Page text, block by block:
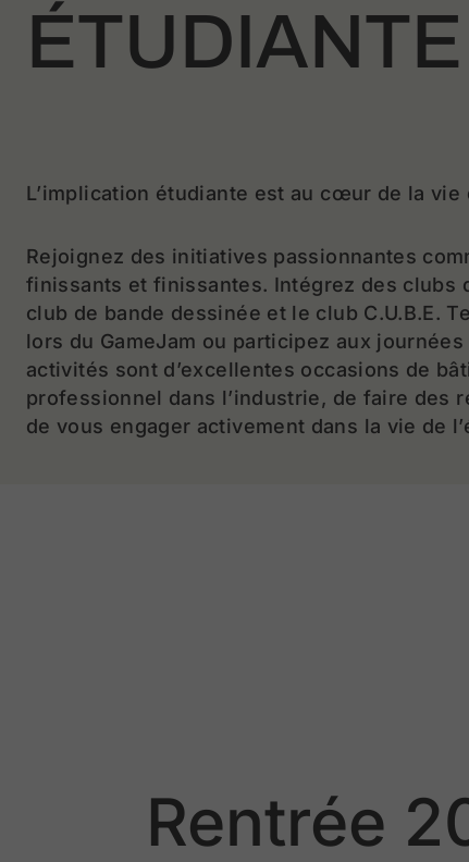
ÉTUDIANTE
L’implication étudiante est au cœur de la vie
Rejoignez des initiatives passionnantes
finissants et finissantes. Intégrez des clubs
club de bande dessinée et le club C.U.B.E.
lors du GameJam ou participez aux
activités sont d’excellentes occasions de
professionnel dans l’industrie, de faire des
de vous engager activement dans la vie de
Rentrée